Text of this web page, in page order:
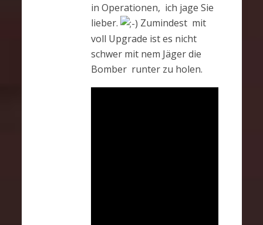
in Operationen, ich jage Sie
lieber.
Zumindest mit
voll Upgrade ist es nicht
schwer mit nem Jäger die
Bomber runter zu holen.